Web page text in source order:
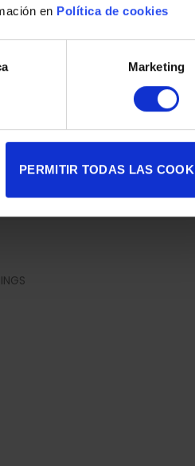
en Política de cookies
Marketing
PERMITIR TODAS LAS